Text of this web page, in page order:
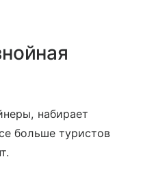
набирает
больше туристов